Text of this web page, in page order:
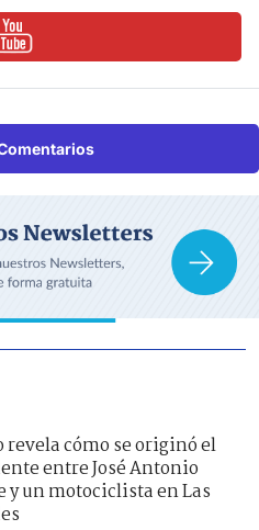
revela cómo se originó el
entre José Antonio
y un motociclista en Las